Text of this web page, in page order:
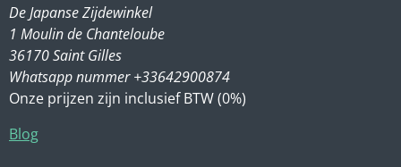
De Japanse Zijdewinkel
1 Moulin de Chanteloube
36170 Saint Gilles
Whatsapp nummer +33642900874
Onze prijzen zijn inclusief BTW (0%)
Blog